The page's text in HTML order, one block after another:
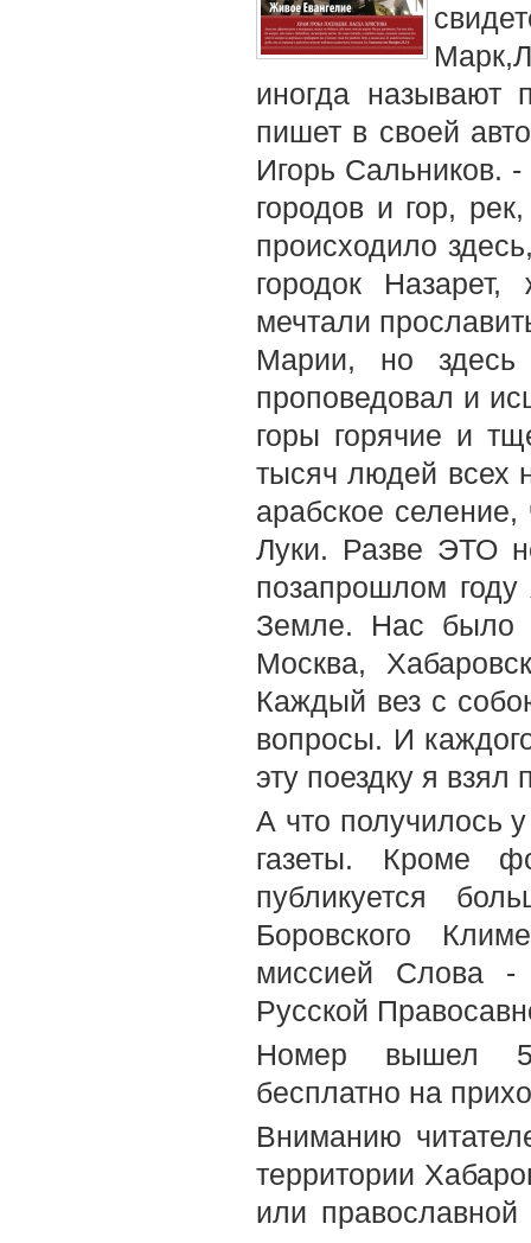
иногда называют
пишет в своей
Игорь Сальников.
городов и гор,
происходило
городок Назарет,
мечтали
Марии, но
проповедовал и
горы горячие и
тысяч людей всех
арабское
Луки. Разве ЭТО
позапрошлом
Земле. Нас было
Москва,
Каждый вез с
вопросы. И
эту поездку я
А что получилось
газеты. Кроме
публикуется
Боровского
миссией Слова -
Русской
Номер вышел 5-
бесплатно на
Вниманию
территории
или